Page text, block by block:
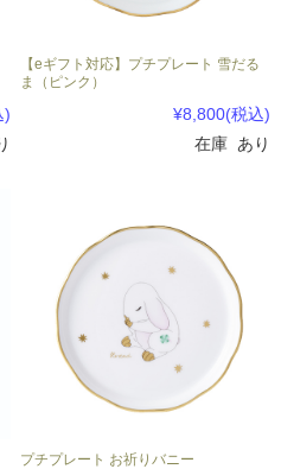
)
【eギフト対応】プチプレート 雪だる
ま（ピンク）
¥8,800(税込)
在庫 あり
プチプレート お祈りバニー